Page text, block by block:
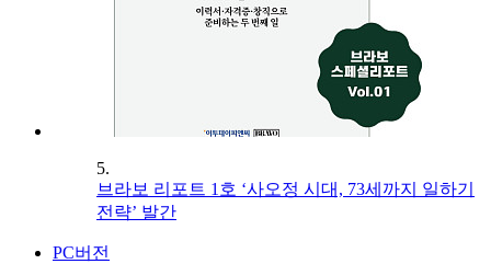
5.
브라보 리포트 1호 ‘사오정 시대, 73세까지 일하기
전략’ 발간
PC버전